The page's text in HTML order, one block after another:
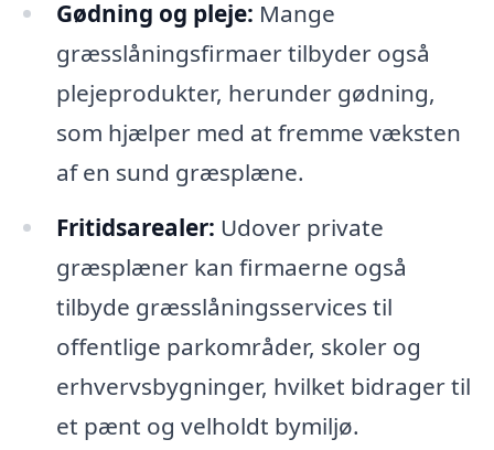
Gødning og pleje: Mange
græsslåningsfirmaer tilbyder også
plejeprodukter, herunder gødning,
som hjælper med at fremme væksten
af en sund græsplæne.
Fritidsarealer: Udover private
græsplæner kan firmaerne også
tilbyde græsslåningsservices til
offentlige parkområder, skoler og
erhvervsbygninger, hvilket bidrager til
et pænt og velholdt bymiljø.